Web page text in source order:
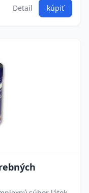
Detail kúpiť